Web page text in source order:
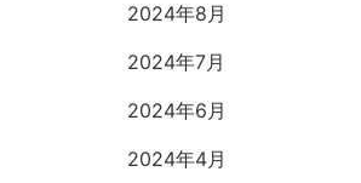
2024年8月
2024年7月
2024年6月
2024年4月